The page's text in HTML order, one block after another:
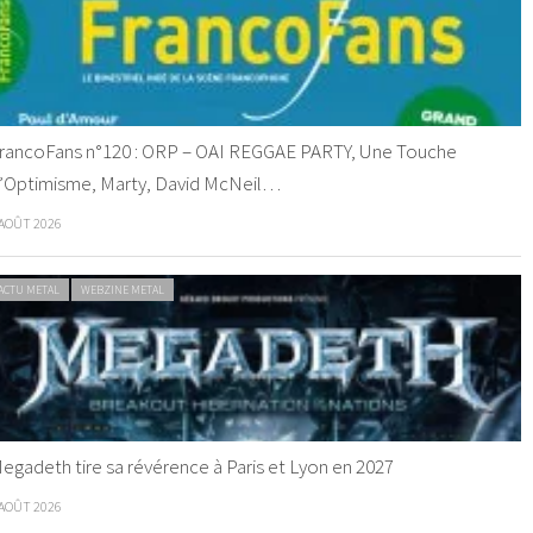
n°120 : ORP – OAI REGGAE PARTY, Une Touche
Marty, David McNeil…
2026
METAL WEBZINE METAL
tire sa révérence à Paris et Lyon en 2027
2026